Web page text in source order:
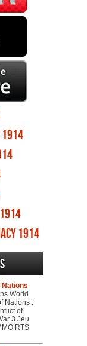
1914
Nations
World
Nations :
of
3 Jeu
RTS